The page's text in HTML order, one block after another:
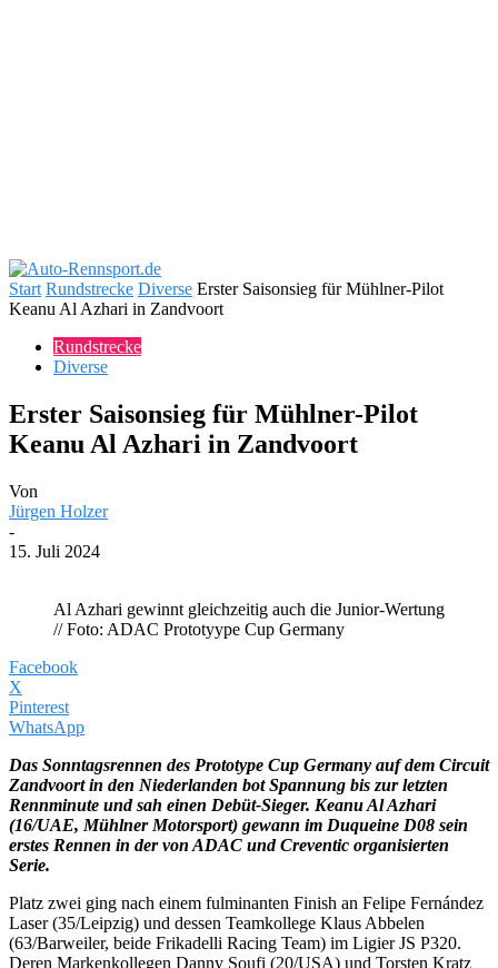
Start Rundstrecke Diverse Erster Saisonsieg für Mühlner-Pilot
Keanu Al Azhari in Zandvoort
Rundstrecke
Diverse
Erster Saisonsieg für Mühlner-Pilot
Keanu Al Azhari in Zandvoort
Von
Jürgen Holzer
-
15. Juli 2024
Al Azhari gewinnt gleichzeitig auch die Junior-Wertung
// Foto: ADAC Prototyype Cup Germany
Facebook
X
Pinterest
WhatsApp
Das Sonntagsrennen des Prototype Cup Germany auf dem Circuit
Zandvoort in den Niederlanden bot Spannung bis zur letzten
Rennminute und sah einen Debüt-Sieger. Keanu Al Azhari
(16/UAE, Mühlner Motorsport) gewann im Duqueine D08 sein
erstes Rennen in der von ADAC und Creventic organisierten
Serie.
Platz zwei ging nach einem fulminanten Finish an Felipe Fernández
Laser (35/Leipzig) und dessen Teamkollege Klaus Abbelen
(63/Barweiler, beide Frikadelli Racing Team) im Ligier JS P320.
Deren Markenkollegen Danny Soufi (20/USA) und Torsten Kratz